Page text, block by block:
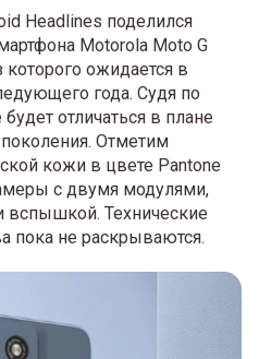
Headlines поделился
Motorola Moto G
ожидается в
года. Судя по
отличаться в плане
Отметим
кожи в цвете Pantone
с двумя модулями,
вспышкой. Технические
пока не раскрываются.